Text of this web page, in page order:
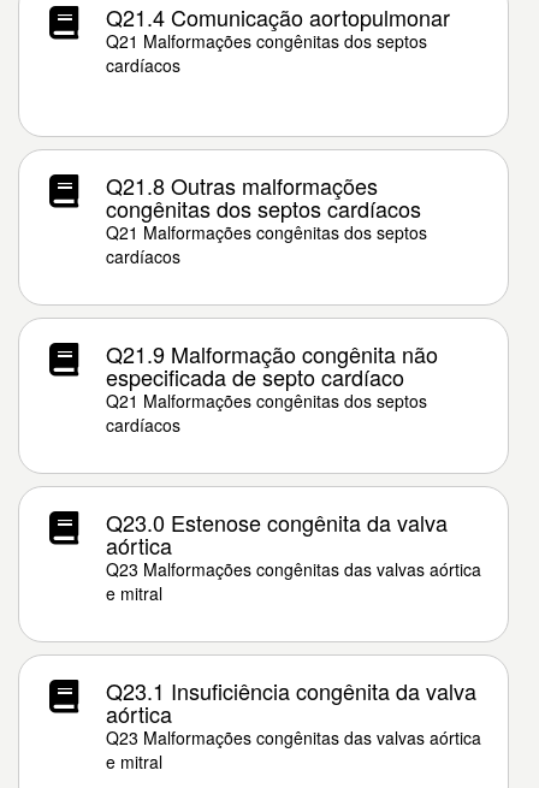
Q21.4 Comunicação aortopulmonar
Q21 Malformações congênitas dos septos
cardíacos
Q21.8 Outras malformações
congênitas dos septos cardíacos
Q21 Malformações congênitas dos septos
cardíacos
Q21.9 Malformação congênita não
especificada de septo cardíaco
Q21 Malformações congênitas dos septos
cardíacos
Q23.0 Estenose congênita da valva
aórtica
Q23 Malformações congênitas das valvas aórtica
e mitral
Q23.1 Insuficiência congênita da valva
aórtica
Q23 Malformações congênitas das valvas aórtica
e mitral